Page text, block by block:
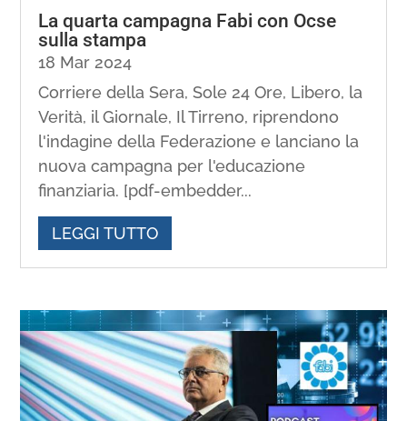
La quarta campagna Fabi con Ocse
sulla stampa
18 Mar 2024
Corriere della Sera, Sole 24 Ore, Libero, la
Verità, il Giornale, Il Tirreno, riprendono
l'indagine della Federazione e lanciano la
nuova campagna per l'educazione
finanziaria. [pdf-embedder...
LEGGI TUTTO